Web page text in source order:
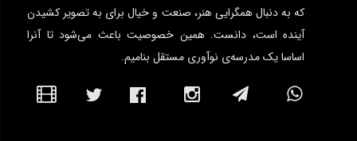
که به دنبال همگرایی هنر، صنعت و خیال برای به تصویر کشیدن
آینده است، دانست. همین خصوصیت باعث می‌شود تا آنرا
اساسا یک مدرسه‌ی نوآوری مستقل بنامیم.